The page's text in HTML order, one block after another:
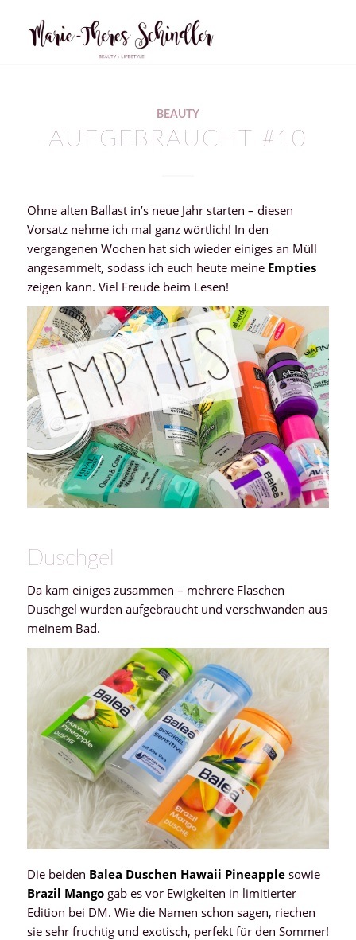
BEAUTY
AUFGEBRAUCHT #10
Ohne alten Ballast in’s neue Jahr starten – diesen
Vorsatz nehme ich mal ganz wörtlich! In den
vergangenen Wochen hat sich wieder einiges an Müll
angesammelt, sodass ich euch heute meine Empties
zeigen kann. Viel Freude beim Lesen!
Duschgel
Da kam einiges zusammen – mehrere Flaschen
Duschgel wurden aufgebraucht und verschwanden aus
meinem Bad.
Die beiden Balea Duschen Hawaii Pineapplesowie
Brazil Mangogab es vor Ewigkeiten in limitierter
Edition bei DM. Wie die Namen schon sagen, riechen
sie sehr fruchtig und exotisch, perfekt für den Sommer!